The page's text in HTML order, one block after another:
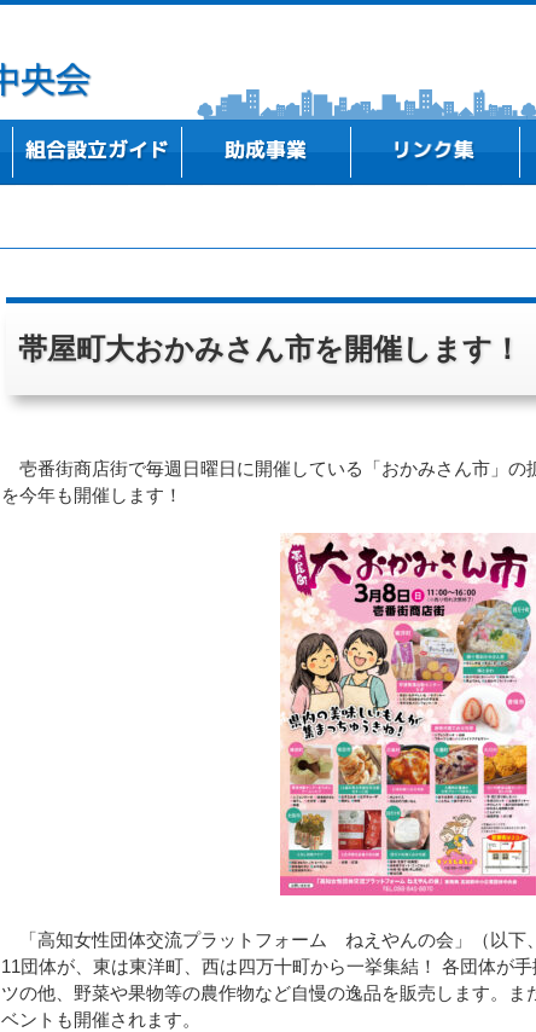
帯屋町大おかみさん市を開催します！
壱番街商店街で毎週日曜日に開催している「おかみさん市」の
を今年も開催します！
「高知女性団体交流プラットフォーム ねえやんの会」（以下
11団体が、東は東洋町、西は四万十町から一挙集結！ 各団体が
ツの他、野菜や果物等の農作物など自慢の逸品を販売します。ま
ベントも開催されます。